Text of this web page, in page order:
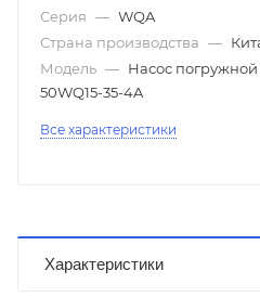
Серия — WQA
Страна производства —
Модель — Насос
50WQ15-35-4A
Все характеристики
Характеристики